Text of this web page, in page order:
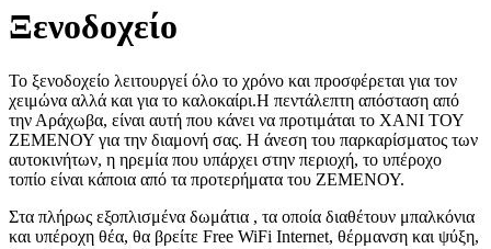
Ξενοδοχείο
Το ξενοδοχείο λειτουργεί όλο το χρόνο και προσφέρεται για τον
χειμώνα αλλά και για το καλοκαίρι.Η πεντάλεπτη απόσταση από
την Αράχωβα, είναι αυτή που κάνει να προτιμάται το ΧΑΝΙ ΤΟΥ
ΖΕΜΕΝΟΥ για την διαμονή σας. Η άνεση του παρκαρίσματος των
αυτοκινήτων, η ηρεμία που υπάρχει στην περιοχή, το υπέροχο
τοπίο είναι κάποια από τα προτερήματα του ΖΕΜΕΝΟΥ.
Στα πλήρως εξοπλισμένα δωμάτια , τα οποία διαθέτουν μπαλκόνια
και υπέροχη θέα, θα βρείτε Free WiFi Internet, θέρμανση και ψύξη,